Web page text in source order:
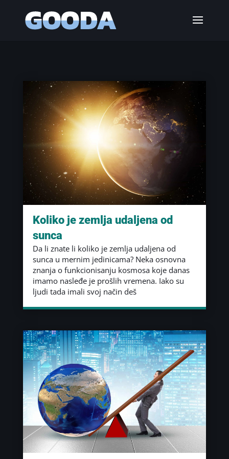
Koliko je zemlja udaljena od
sunca
Da li znate li koliko je zemlja udaljena od
sunca u mernim jedinicama? Neka osnovna
znanja o funkcionisanju kosmosa koje danas
imamo nasleđe je prošlih vremena. Iako su
ljudi tada imali svoj način deš